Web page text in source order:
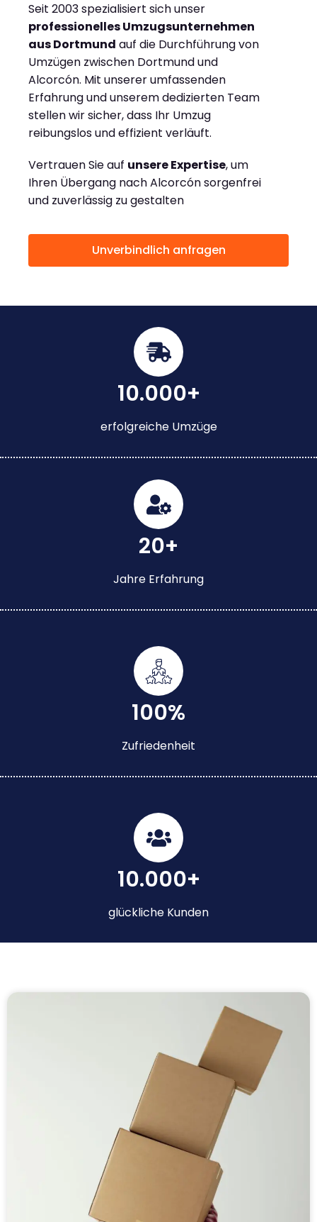
Seit 2003 spezialisiert sich unser
professionelles Umzugsunternehmen
aus Dortmund auf die Durchführung von
Umzügen zwischen Dortmund und
Alcorcón. Mit unserer umfassenden
Erfahrung und unserem dedizierten Team
stellen wir sicher, dass Ihr Umzug
reibungslos und effizient verläuft.
Vertrauen Sie auf unsere Expertise, um
Ihren Übergang nach Alcorcón sorgenfrei
und zuverlässig zu gestalten
Unverbindlich anfragen
10.000+
erfolgreiche Umzüge
20+
Jahre Erfahrung
100%
Zufriedenheit
10.000+
glückliche Kunden